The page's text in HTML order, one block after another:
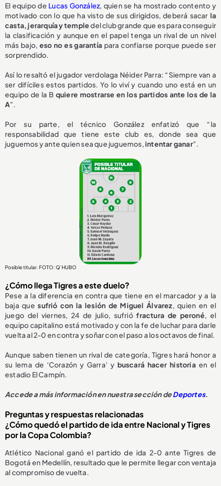
El equipo de Lucas González, quien se ha mostrado contento y
motivado con lo que ha visto de sus dirigidos, deberá sacar la
casta, jerarquía y templedel club grande que es para conseguir
la clasificación y aunque en el papel tenga un rival de un nivel
más bajo, eso no es garantía para confiarse porque puede ser
sorprendido.
Así lo resaltó el jugador verdolaga Néider Parra: “Siempre van a
ser difíciles estos partidos. Yo lo viví y cuando uno está en un
equipo de la B quiere mostrarse en los partidos ante los de la
A”.
Por su parte, el técnico González enfatizó que “la
responsabilidad que tiene este club es, donde sea que
juguemos y ante quien sea que juguemos,intentar ganar”.
Posible titular. FOTO: Q’HUBO
¿Cómo llega Tigres a este duelo?
Pese a la diferencia en contra que tiene en el marcador y a la
baja quesufrió con la lesión de Miguel Álvarez, quien en el
juego del viernes, 24 de julio, sufriófractura de peroné, el
equipo capitalino está motivado y con la fe de luchar para darle
vuelta al 2-0 en contra y soñar con el paso a los octavos de final.
Aunque saben tienen un rival de categoría, Tigres hará honor a
su lema de ‘Corazón y Garra’ y buscará hacer historiaen el
estadio El Campín.
Accede a más información en nuestra sección deDeportes.
Preguntas y respuestas relacionadas
¿Cómo quedó el partido de ida entre Nacional y Tigres
por la Copa Colombia?
Atlético Nacional ganó el partido de ida 2-0 ante Tigres de
Bogotá en Medellín, resultado que le permite llegar con ventaja
al compromiso de vuelta.